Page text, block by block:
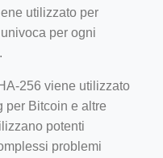
utilizzato per
per ogni
256 viene utilizzato
per Bitcoin e altre
potenti
problemi